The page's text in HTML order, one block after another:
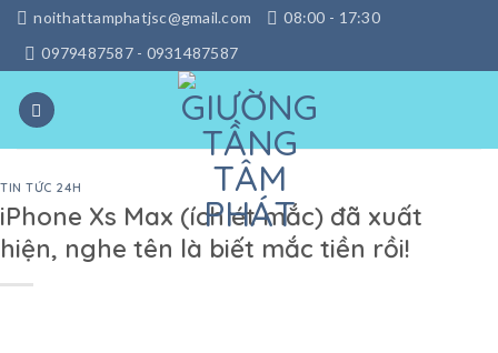
Skip
content
noithattamphatjsc@gmail.com
08:00 - 17:30
0979487587 - 0931487587
TIN TỨC 24H
iPhone Xs Max (ích ét mắc) đã xuất
hiện, nghe tên là biết mắc tiền rồi!